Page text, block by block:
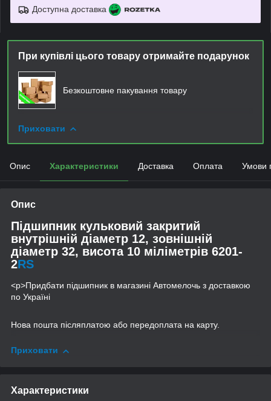
Доступна доставка
При купівлі цього товару отримайте подарунок
Безкоштовне пакування товару
Приховати
Опис Характеристики Доставка Оплата Умови
Опис
Підшипник кульковий закритий
внутрішній діаметр 12, зовнішній
діаметр 32, висота 10 міліметрів 6201-
2RS
<p>Придбати підшипник в магазині Автомелочь з доставкою
по Україні
Нова пошта післяплатою або передоплата на карту.
Приховати
Характеристики